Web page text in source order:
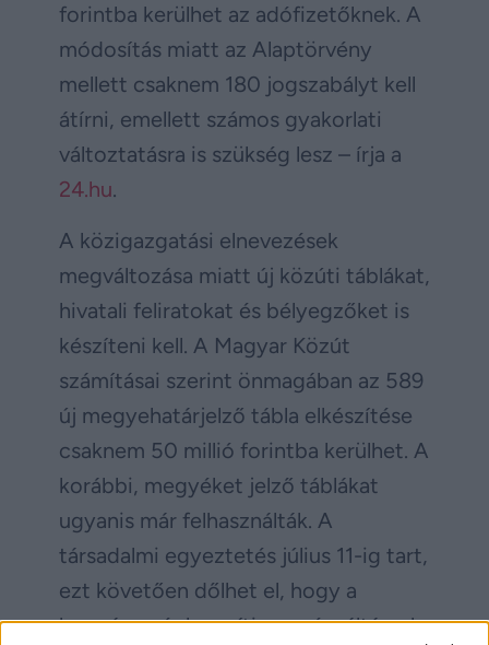
forintba kerülhet az adófizetőknek. A
módosítás miatt az Alaptörvény
mellett csaknem 180 jogszabályt kell
átírni, emellett számos gyakorlati
változtatásra is szükség lesz – írja a
24.hu.
A közigazgatási elnevezések
megváltozása miatt új közúti táblákat,
hivatali feliratokat és bélyegzőket is
készíteni kell. A Magyar Közút
számításai szerint önmagában az 589
új megyehatárjelző tábla elkészítése
csaknem 50 millió forintba kerülhet. A
korábbi, megyéket jelző táblákat
ugyanis már felhasználták. A
társadalmi egyeztetés július 11-ig tart,
ezt követően dőlhet el, hogy a
kormány véglegesíti-e a névváltással